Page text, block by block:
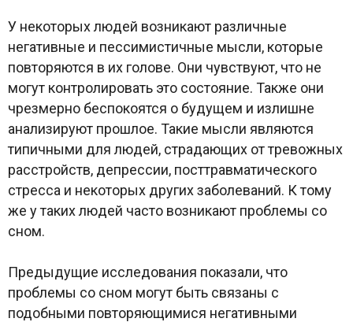
У некоторых людей возникают различные
негативные и пессимистичные мысли, которые
повторяются в их голове. Они чувствуют, что не
могут контролировать это состояние. Также они
чрезмерно беспокоятся о будущем и излишне
анализируют прошлое. Такие мысли являются
типичными для людей, страдающих от тревожных
расстройств, депрессии, посттравматического
стресса и некоторых других заболеваний. К тому
же у таких людей часто возникают проблемы со
сном.
Предыдущие исследования показали, что
проблемы со сном могут быть связаны с
подобными повторяющимися негативными